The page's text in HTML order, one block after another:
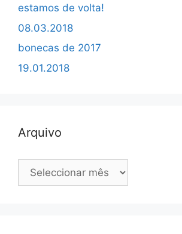
estamos de volta!
08.03.2018
bonecas de 2017
19.01.2018
Arquivo
Arquivo